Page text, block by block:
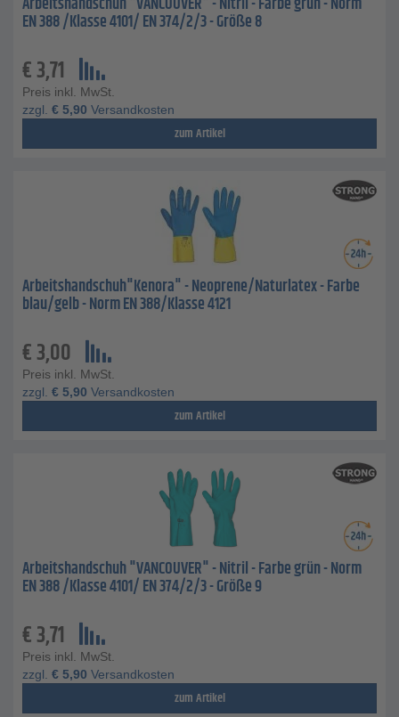
EN 388 /Klasse 4101/ EN 374/2/3 - Größe 8
€3,71
Preis inkl. MwSt.
zzgl. € 5,90 Versandkosten
zum Artikel
Arbeitshandschuh"Kenora" - Neoprene/Naturlatex - Farbe
blau/gelb - Norm EN 388/Klasse 4121
€3,00
Preis inkl. MwSt.
zzgl. € 5,90 Versandkosten
zum Artikel
Arbeitshandschuh "VANCOUVER" - Nitril - Farbe grün - Norm
EN 388 /Klasse 4101/ EN 374/2/3 - Größe 9
€3,71
Preis inkl. MwSt.
zzgl. € 5,90 Versandkosten
zum Artikel